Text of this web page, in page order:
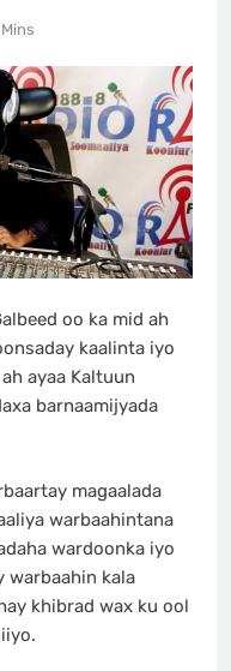
oo ka mid ah
kaalinta iyo
ayaa Kaltuun
barnaamijyada
magaalada
warbaahintana
wardoonka iyo
warbaahin kala
khibrad wax ku ool